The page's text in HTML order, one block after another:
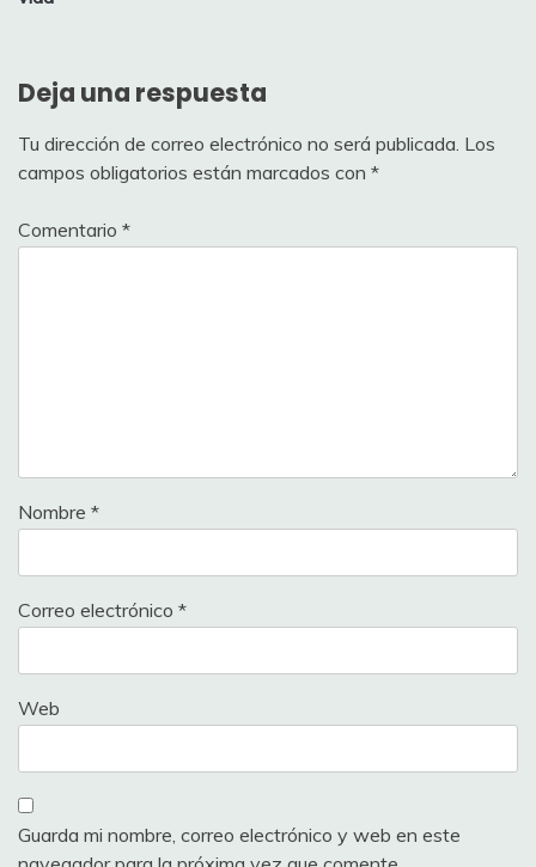
Deja una respuesta
Tu dirección de correo electrónico no será publicada. Los
campos obligatorios están marcados con *
Comentario *
Nombre *
Correo electrónico *
Web
Guarda mi nombre, correo electrónico y web en este